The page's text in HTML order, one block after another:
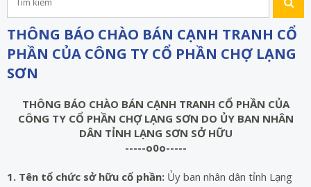
THÔNG BÁO CHÀO BÁN CẠNH TRANH CỔ
PHẦN CỦA CÔNG TY CỔ PHẦN CHỢ LẠNG
SƠN
THÔNG BÁO CHÀO BÁN CẠNH TRANH CỔ PHẦN CỦA
CÔNG TY CỔ PHẦN CHỢ LẠNG SƠN DO ỦY BAN NHÂN
DÂN TỈNH LẠNG SƠN SỞ HỮU
-----o0o-----
1. Tên tổ chức sở hữu cổ phần: Ủy ban nhân dân tỉnh Lạng